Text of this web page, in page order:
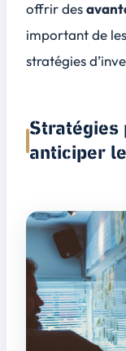
offrir des
important de
stratégies
Stratégies
anticiper